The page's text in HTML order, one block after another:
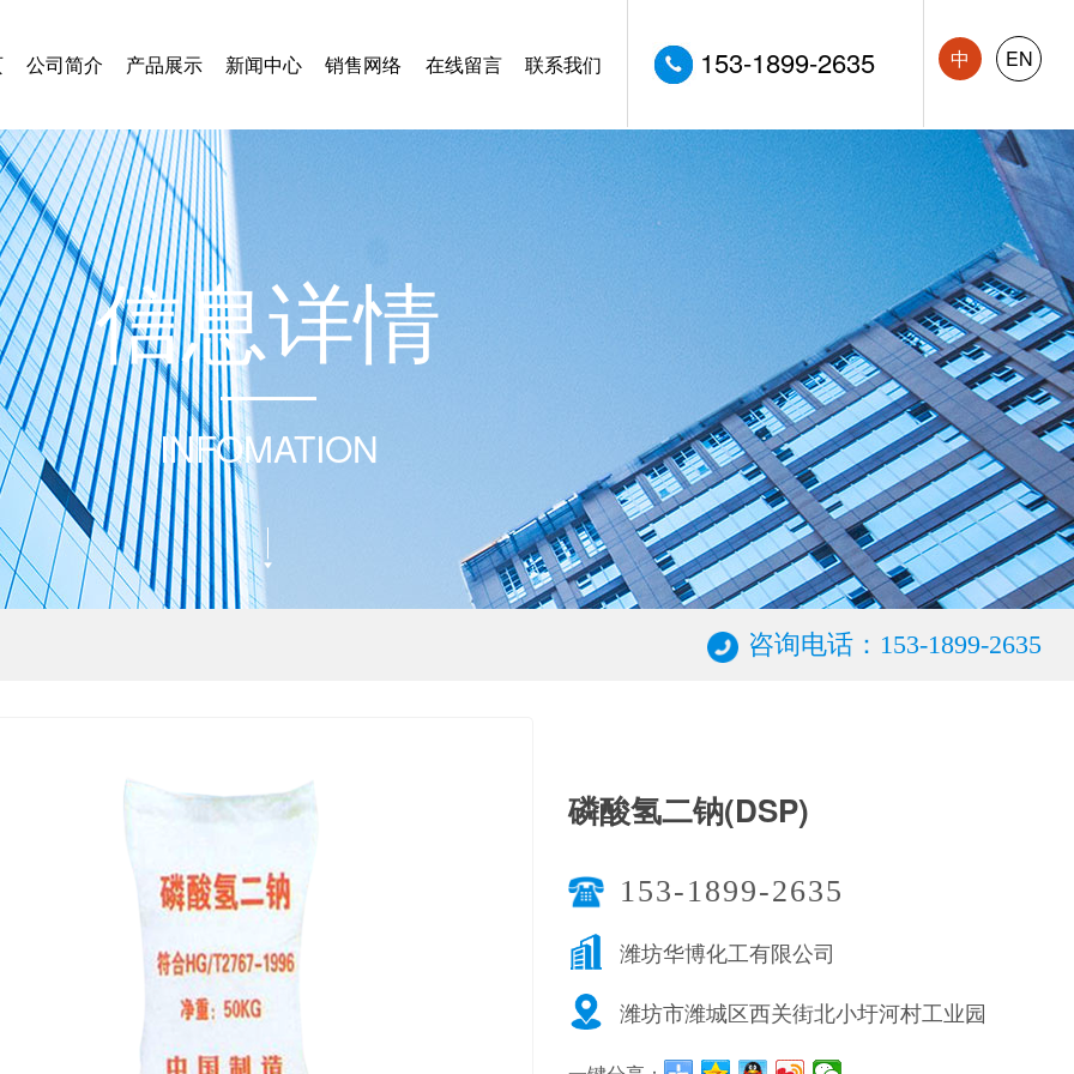
中 EN
153-1899-2635
公司简介 产品展示 新闻中心 销售网络 在线留言 联系我们
信息详情
INFOMATION
咨询电话：153-1899-2635
磷酸氢二钠(DSP)
153-1899-2635
潍坊华博化工有限公司
潍坊市潍城区西关街北小圩河村工业园